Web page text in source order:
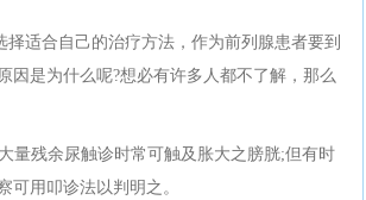
适合自己的治疗方法，作为前列腺患者要到
因是为什么呢?想必有许多人都不了解，那么
量残余尿触诊时常可触及胀大之膀胱;但有时
用叩诊法以判明之。